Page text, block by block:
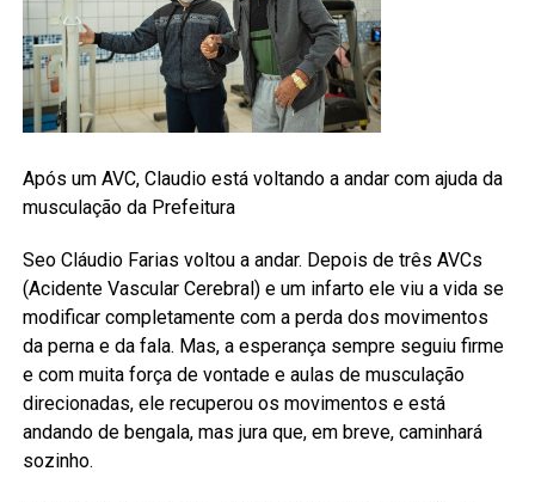
Após um AVC, Claudio está voltando a andar com ajuda da
musculação da Prefeitura
Seo Cláudio Farias voltou a andar. Depois de três AVCs
(Acidente Vascular Cerebral) e um infarto ele viu a vida se
modificar completamente com a perda dos movimentos
da perna e da fala. Mas, a esperança sempre seguiu firme
e com muita força de vontade e aulas de musculação
direcionadas, ele recuperou os movimentos e está
andando de bengala, mas jura que, em breve, caminhará
sozinho.